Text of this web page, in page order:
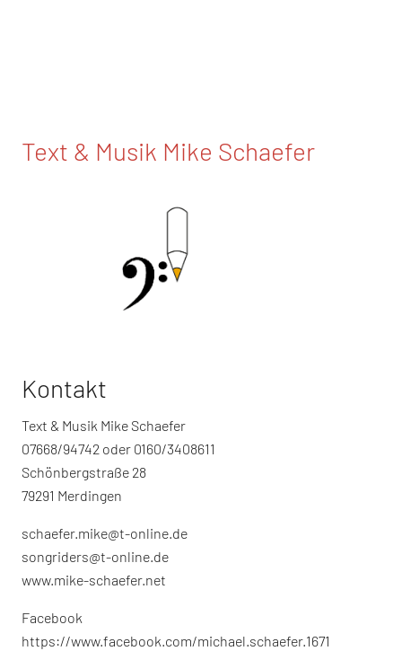
Text & Musik Mike Schaefer
Kontakt
Text & Musik Mike Schaefer
07668/94742 oder 0160/3408611
Schönbergstraße 28
79291 Merdingen
schaefer.mike@t-online.de
songriders@t-online.de
www.mike-schaefer.net
Facebook
https://www.facebook.com/michael.schaefer.1671